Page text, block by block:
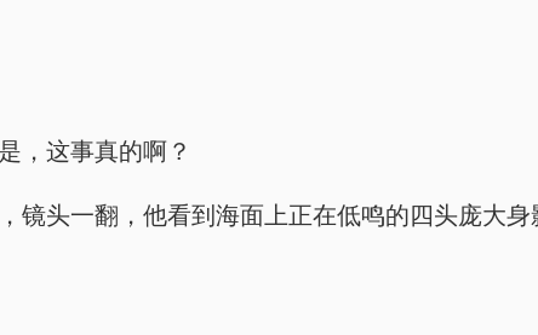
，这事真的啊？
头一翻，他看到海面上正在低鸣的四头庞大身